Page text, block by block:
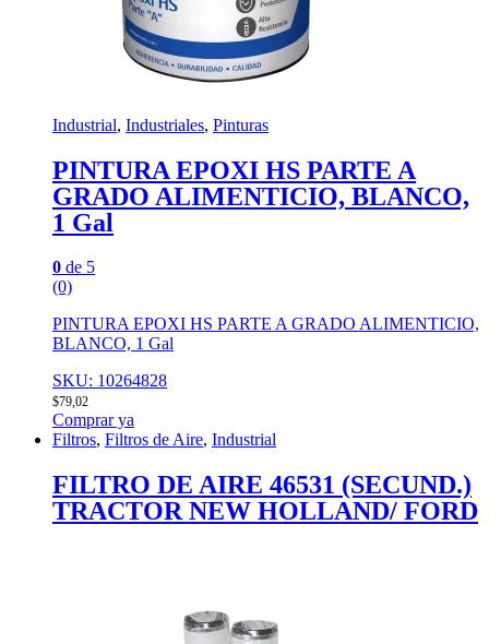
Industrial, Industriales, Pinturas
PINTURA EPOXI HS PARTE A
GRADO ALIMENTICIO, BLANCO,
1 Gal
0 de 5
(0)
PINTURA EPOXI HS PARTE A GRADO ALIMENTICIO,
BLANCO, 1 Gal
SKU: 10264828
$79,02
Comprar ya
Filtros, Filtros de Aire, Industrial
FILTRO DE AIRE 46531 (SECUND.)
TRACTOR NEW HOLLAND/ FORD